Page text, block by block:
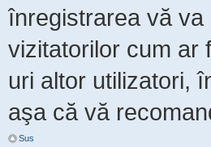
înregistrarea vă va
vizitatorilor cum ar
uri altor utilizatori,
aşa că vă
Sus